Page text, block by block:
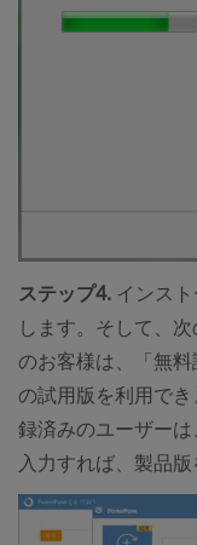
ステップ4. インス
します。そして、
のお客様は、「無
の試用版を利用で
録済みのユーザー
入力すれば、製品版